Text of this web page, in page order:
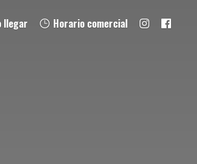
llegar Horario comercial